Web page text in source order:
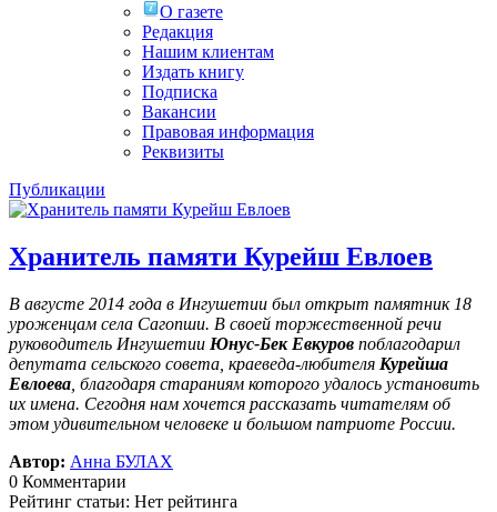
О газете
Редакция
Нашим клиентам
Издать книгу
Подписка
Вакансии
Правовая информация
Реквизиты
Публикации
Хранитель памяти Курейш Евлоев
В августе 2014 года в Ингушетии был открыт памятник 18
уроженцам села Сагопши. В своей торжественной речи
руководитель Ингушетии Юнус-Бек Евкуров поблагодарил
депутата сельского совета, краеведа-любителя Курейша
Евлоева , благодаря стараниям которого удалось установить
их имена. Сегодня нам хочется рассказать читателям об
этом удивительном человеке и большом патриоте России.
Автор: Анна БУЛАХ
0 Комментарии
Рейтинг статьи: Нет рейтинга